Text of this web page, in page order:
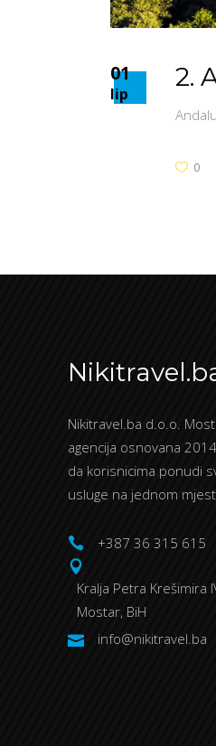
01
lip
2.
0
Nikitravel.ba d.o.o.
agencija osnovana
da korisnicima ponudi
usluge na jednom
+387 36 315 615
Kralja Petra Krešimira
Mostar, BiH
info@nikitravel.ba